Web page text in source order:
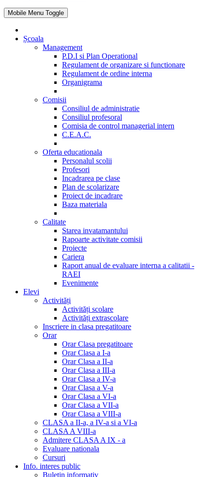
Mobile Menu Toggle
Școala
Management
P.D.I si Plan Operational
Regulament de organizare si functionare
Regulament de ordine interna
Organigrama
Comisii
Consiliul de administratie
Consiliul profesoral
Comisia de control managerial intern
C.E.A.C.
Oferta educationala
Personalul scolii
Profesori
Incadrarea pe clase
Plan de scolarizare
Proiect de incadrare
Baza materiala
Calitate
Starea invatamantului
Rapoarte activitate comisii
Proiecte
Cariera
Raport anual de evaluare interna a calitatii -
RAEI
Evenimente
Elevi
Activități
Activități scolare
Activități extrascolare
Inscriere in clasa pregatitoare
Orar
Orar Clasa pregatitoare
Orar Clasa a I-a
Orar Clasa a II-a
Orar Clasa a III-a
Orar Clasa a IV-a
Orar Clasa a V-a
Orar Clasa a VI-a
Orar Clasa a VII-a
Orar Clasa a VIII-a
CLASA a II-a, a IV-a si a VI-a
CLASA A VIII-a
Admitere CLASA A IX - a
Evaluare nationala
Cursuri
Info. interes public
Buletin informativ